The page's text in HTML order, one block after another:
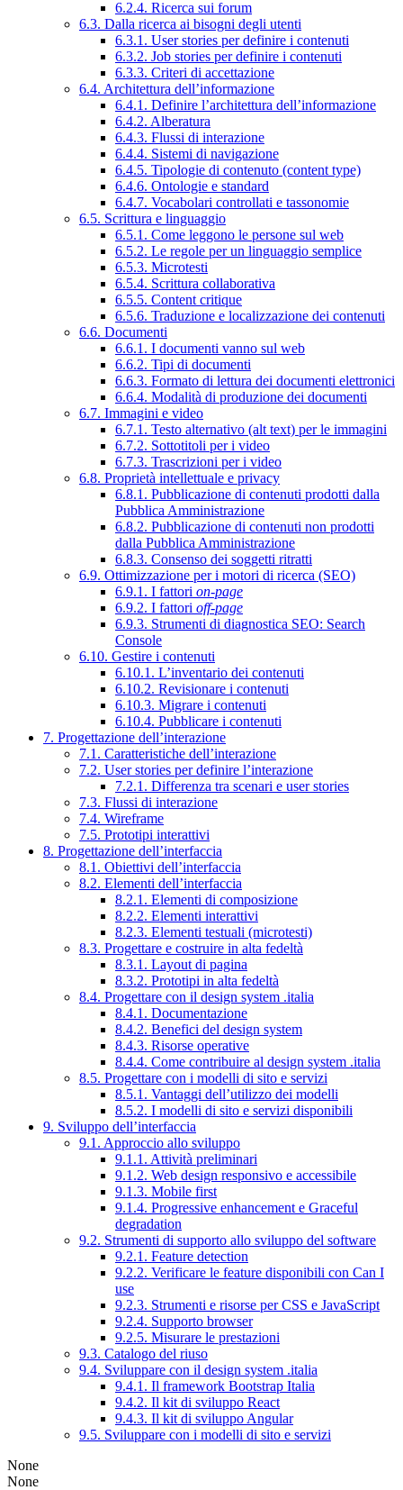
6.2.4. Ricerca sui forum
6.3. Dalla ricerca ai bisogni degli utenti
6.3.1. User stories per definire i contenuti
6.3.2. Job stories per definire i contenuti
6.3.3. Criteri di accettazione
6.4. Architettura dell’informazione
6.4.1. Definire l’architettura dell’informazione
6.4.2. Alberatura
6.4.3. Flussi di interazione
6.4.4. Sistemi di navigazione
6.4.5. Tipologie di contenuto (content type)
6.4.6. Ontologie e standard
6.4.7. Vocabolari controllati e tassonomie
6.5. Scrittura e linguaggio
6.5.1. Come leggono le persone sul web
6.5.2. Le regole per un linguaggio semplice
6.5.3. Microtesti
6.5.4. Scrittura collaborativa
6.5.5. Content critique
6.5.6. Traduzione e localizzazione dei contenuti
6.6. Documenti
6.6.1. I documenti vanno sul web
6.6.2. Tipi di documenti
6.6.3. Formato di lettura dei documenti elettronici
6.6.4. Modalità di produzione dei documenti
6.7. Immagini e video
6.7.1. Testo alternativo (alt text) per le immagini
6.7.2. Sottotitoli per i video
6.7.3. Trascrizioni per i video
6.8. Proprietà intellettuale e privacy
6.8.1. Pubblicazione di contenuti prodotti dalla
Pubblica Amministrazione
6.8.2. Pubblicazione di contenuti non prodotti
dalla Pubblica Amministrazione
6.8.3. Consenso dei soggetti ritratti
6.9. Ottimizzazione per i motori di ricerca (SEO)
6.9.1. I fattori on-page
6.9.2. I fattori off-page
6.9.3. Strumenti di diagnostica SEO: Search
Console
6.10. Gestire i contenuti
6.10.1. L’inventario dei contenuti
6.10.2. Revisionare i contenuti
6.10.3. Migrare i contenuti
6.10.4. Pubblicare i contenuti
7. Progettazione dell’interazione
7.1. Caratteristiche dell’interazione
7.2. User stories per definire l’interazione
7.2.1. Differenza tra scenari e user stories
7.3. Flussi di interazione
7.4. Wireframe
7.5. Prototipi interattivi
8. Progettazione dell’interfaccia
8.1. Obiettivi dell’interfaccia
8.2. Elementi dell’interfaccia
8.2.1. Elementi di composizione
8.2.2. Elementi interattivi
8.2.3. Elementi testuali (microtesti)
8.3. Progettare e costruire in alta fedeltà
8.3.1. Layout di pagina
8.3.2. Prototipi in alta fedeltà
8.4. Progettare con il design system .italia
8.4.1. Documentazione
8.4.2. Benefici del design system
8.4.3. Risorse operative
8.4.4. Come contribuire al design system .italia
8.5. Progettare con i modelli di sito e servizi
8.5.1. Vantaggi dell’utilizzo dei modelli
8.5.2. I modelli di sito e servizi disponibili
9. Sviluppo dell’interfaccia
9.1. Approccio allo sviluppo
9.1.1. Attività preliminari
9.1.2. Web design responsivo e accessibile
9.1.3. Mobile first
9.1.4. Progressive enhancement e Graceful
degradation
9.2. Strumenti di supporto allo sviluppo del software
9.2.1. Feature detection
9.2.2. Verificare le feature disponibili con Can I
use
9.2.3. Strumenti e risorse per CSS e JavaScript
9.2.4. Supporto browser
9.2.5. Misurare le prestazioni
9.3. Catalogo del riuso
9.4. Sviluppare con il design system .italia
9.4.1. Il framework Bootstrap Italia
9.4.2. Il kit di sviluppo React
9.4.3. Il kit di sviluppo Angular
9.5. Sviluppare con i modelli di sito e servizi
None
None